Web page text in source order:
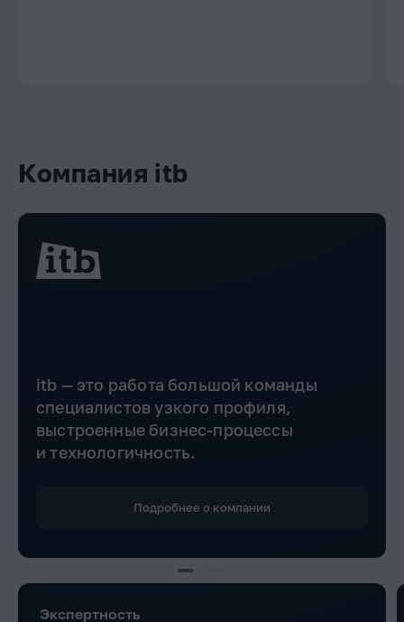
Компания itb
itb — это работа большой команды
специалистов узкого профиля,
выстроенные бизнес-процессы
и технологичность.
Подробнее о компании
Экспертность